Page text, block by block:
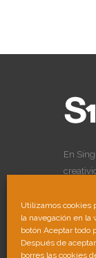
Utilizamos cookies
la navegación en la
botón Aceptar todo
Después de
borres las cookies
En